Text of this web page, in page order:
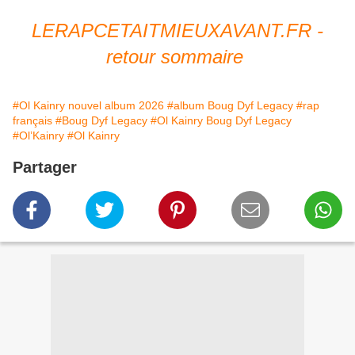
LERAPCETAITMIEUXAVANT.FR -
retour sommaire
#Ol Kainry nouvel album 2026 #album Boug Dyf Legacy #rap
français #Boug Dyf Legacy #Ol Kainry Boug Dyf Legacy
#Ol’Kainry #Ol Kainry
Partager